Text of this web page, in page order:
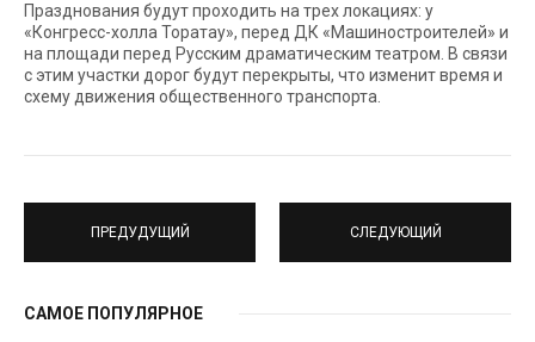
Празднования будут проходить на трех локациях: у
«Конгресс-холла Торатау», перед ДК «Машиностроителей» и
на площади перед Русским драматическим театром. В связи
с этим участки дорог будут перекрыты, что изменит время и
схему движения общественного транспорта.
ПРЕДУДУЩИЙ СЛЕДУЮЩИЙ
САМОЕ ПОПУЛЯРНОЕ